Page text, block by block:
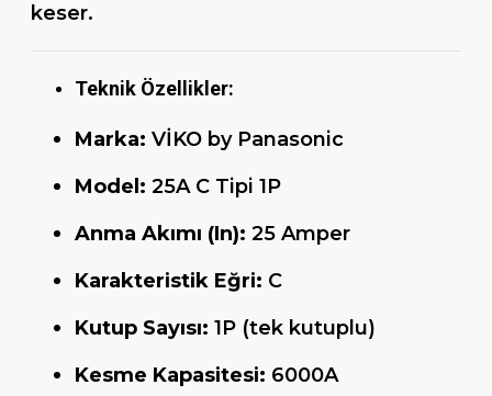
keser.
Teknik Özellikler:
Marka: VİKO by Panasonic
Model: 25A C Tipi 1P
Anma Akımı (In): 25 Amper
Karakteristik Eğri: C
Kutup Sayısı: 1P (tek kutuplu)
Kesme Kapasitesi: 6000A